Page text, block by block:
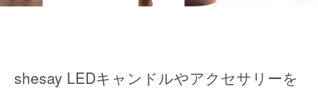
shesay LEDキャンドルやアクセサリーを